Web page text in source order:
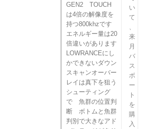
GEN2 TOUCH
は4倍の解像度を
持つ800khzです
エネルギー量は20
倍違いがあります
LOWRANCEにし
かできないダウン
スキャンオーバー
レイは真下を狙う
シューティング
で 魚群の位置判
断 ボトムと魚群
判別で大きなアド
い
て
、
来
月
バ
ス
ボ
ー
ト
を
購
入